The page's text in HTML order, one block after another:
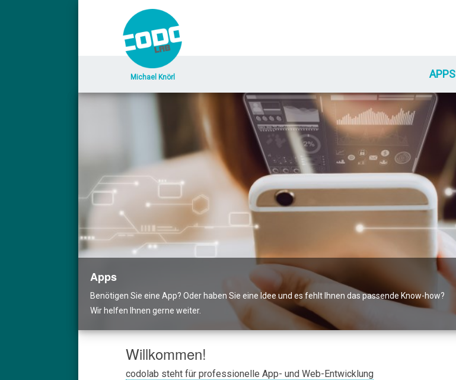
Michael Knörl APPS
Apps
Benötigen Sie eine App? Oder haben Sie eine Idee und es fehlt Ihnen das passende Know-how?
Wir helfen Ihnen gerne weiter.
Willkommen!
codolab steht für professionelle App- und Web-Entwicklung